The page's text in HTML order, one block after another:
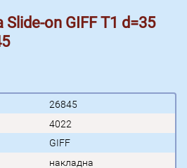
on GIFF Т1 d=35
26845
4022
GIFF
накладна